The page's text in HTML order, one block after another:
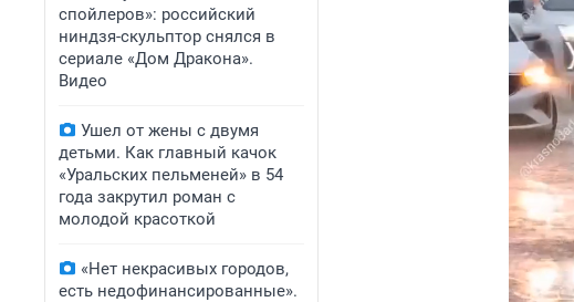
спойлеров»: российский
ниндзя-скульптор снялся в
сериале «Дом Дракона».
Видео
Ушел от жены с двумя
детьми. Как главный качок
«Уральских пельменей» в 54
года закрутил роман с
молодой красоткой
«Нет некрасивых городов,
есть недофинансированные».